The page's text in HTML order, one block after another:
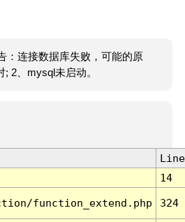
：连接数据库失败，可能的原
2、mysql未启动。
Line
14
function_extend.php 324